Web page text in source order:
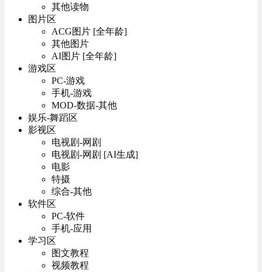
其他读物
图片区
ACG图片 [全年龄]
其他图片
AI图片 [全年龄]
游戏区
PC-游戏
手机-游戏
MOD-数据-其他
娱乐-舞蹈区
影视区
电视剧-网剧
电视剧-网剧 [AI生成]
电影
特摄
综合-其他
软件区
PC-软件
手机-应用
学习区
图文教程
视频教程